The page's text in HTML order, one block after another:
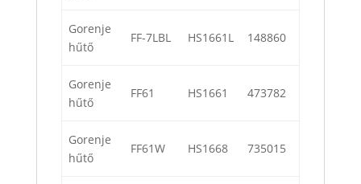
Gorenje
hűtő
FF-7LBL HS1661L 148860
Gorenje
hűtő
FF61 HS1661 473782
Gorenje
hűtő
FF61W HS1668 735015